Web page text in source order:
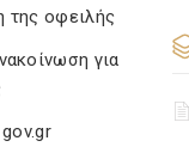
της οφειλής
για